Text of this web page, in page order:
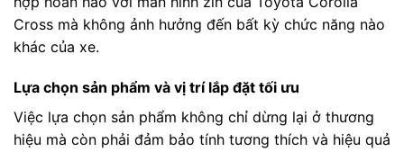
Cross mà không ảnh hưởng đến bất kỳ chức năng nào
khác của xe.
Lựa chọn sản phẩm và vị trí lắp đặt tối ưu
Việc lựa chọn sản phẩm không chỉ dừng lại ở thương
hiệu mà còn phải đảm bảo tính tương thích và hiệu quả